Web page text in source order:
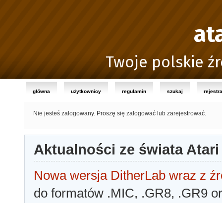
Twoje polskie
główna użytkownicy regulamin szukaj
Nie jesteś zalogowany. Proszę się zalogować lub zarejestrować.
Aktualności ze świata Atari
Nowa wersja DitherLab wraz z
do formatów .MIC, .GR8, .GR9